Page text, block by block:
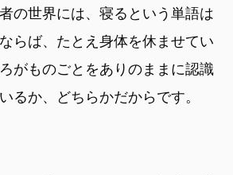
の世界には、寝るという単語は
らば、たとえ身体を休ませてい
がものごとをありのままに認識
るか、どちらかだからです。